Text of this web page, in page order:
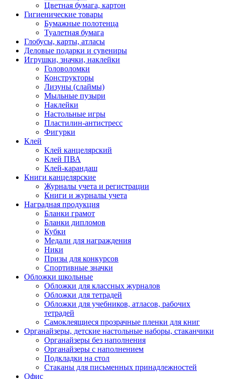
Цветная бумага, картон
Гигиенические товары
Бумажные полотенца
Туалетная бумага
Глобусы, карты, атласы
Деловые подарки и сувениры
Игрушки, значки, наклейки
Головоломки
Конструкторы
Лизуны (слаймы)
Мыльные пузыри
Наклейки
Настольные игры
Пластилин-антистресс
Фигурки
Клей
Клей канцелярский
Клей ПВА
Клей-карандаш
Книги канцелярские
Журналы учета и регистрации
Книги и журналы учета
Наградная продукция
Бланки грамот
Бланки дипломов
Кубки
Медали для награждения
Ники
Призы для конкурсов
Спортивные значки
Обложки школьные
Обложки для классных журналов
Обложки для тетрадей
Обложки для учебников, атласов, рабочих
тетрадей
Самоклеящиеся прозрачные пленки для книг
Органайзеры, детские настольные наборы, стаканчики
Органайзеры без наполнения
Органайзеры с наполнением
Подкладки на стол
Стаканы для письменных принадлежностей
Офис